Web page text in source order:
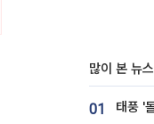
많이 본 뉴스
01